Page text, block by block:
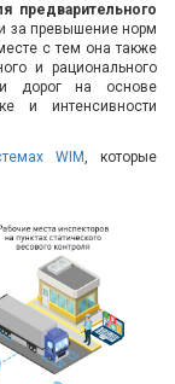
предварительного
за превышение норм
с тем она также
и рационального
дорог на основе
и интенсивности
WIM, которые